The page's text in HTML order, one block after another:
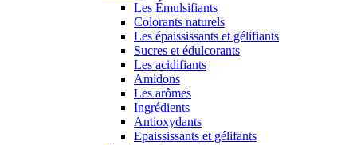
Les Émulsifiants
Colorants naturels
Les épaississants et gélifiants
Sucres et édulcorants
Les acidifiants
Amidons
Les arômes
Ingrédients
Antioxydants
Epaississants et gélifants